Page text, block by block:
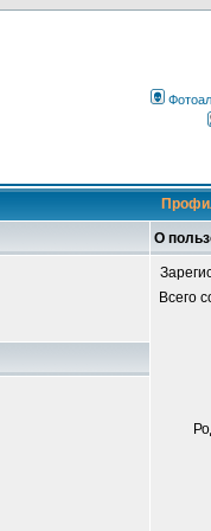
О
Всего